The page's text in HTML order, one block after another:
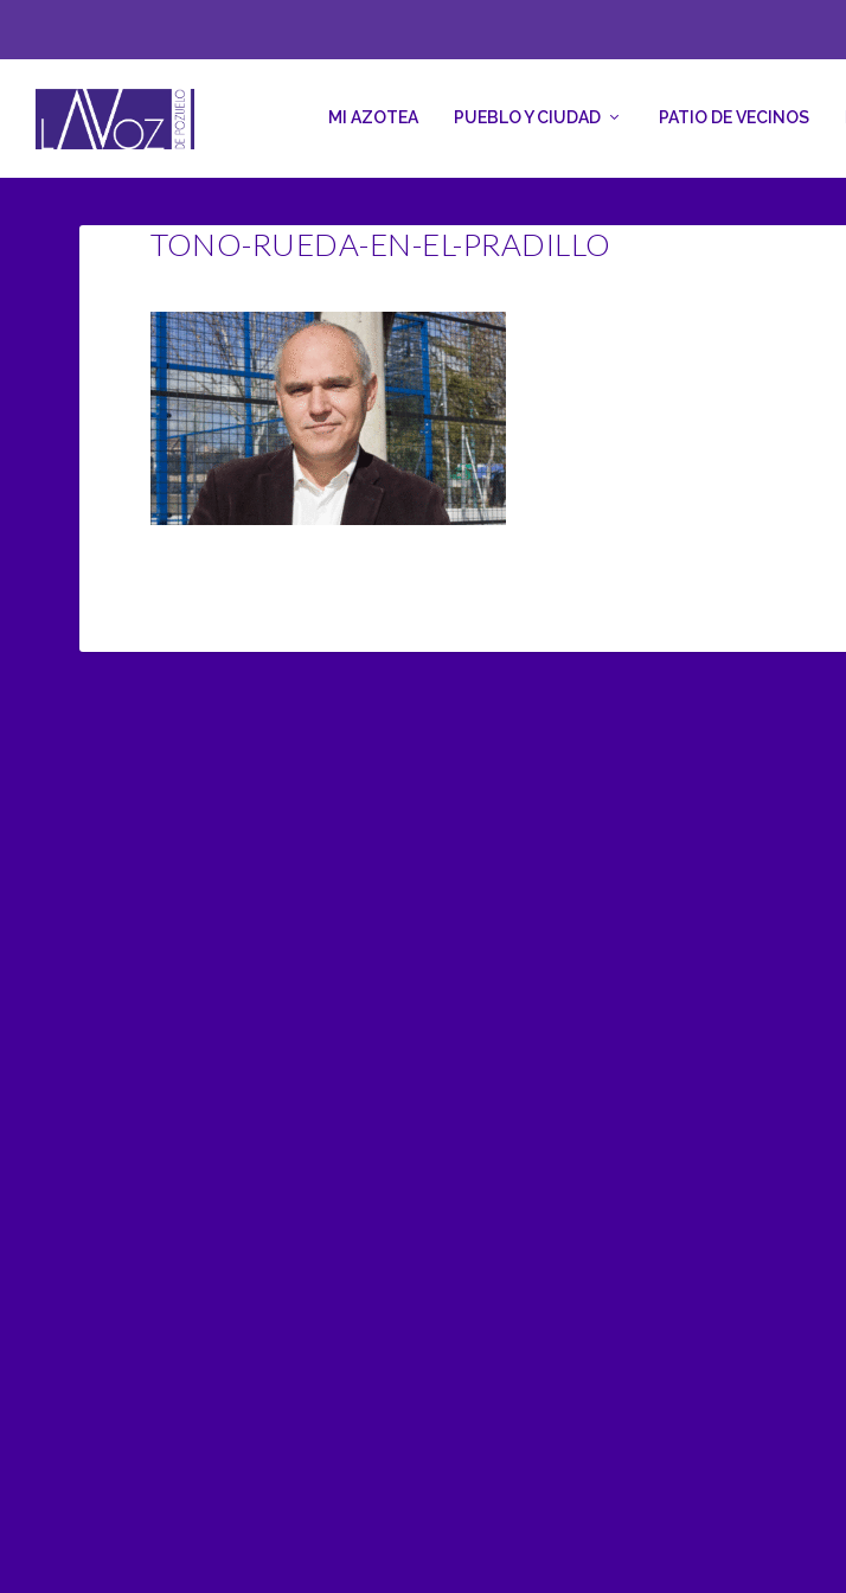
MI AZOTEA PUEBLO Y CIUDAD PATIO DE VECINOS
TONO-RUEDA-EN-EL-PRADILLO